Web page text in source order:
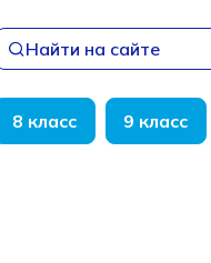
Найти на сайте
8 класс 9 класс